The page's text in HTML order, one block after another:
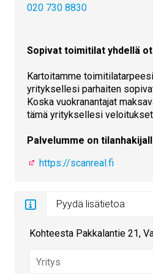
020 730 8830
Sopivat toimitilat yhdellä
Kartoitamme
yrityksellesi parhaiten
Koska vuokranantajat
tämä yrityksellesi
Palvelumme on
https://scanreal.fi
Pyydä lisätietoa
Kohteesta Pakkalantie 21,